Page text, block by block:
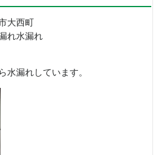
大西町
れ水漏れ
水漏れしています。